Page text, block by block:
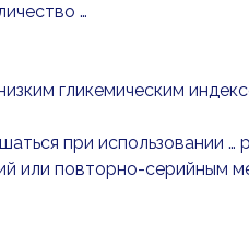
…
гликемическим
при использовании
или повторно-серийным